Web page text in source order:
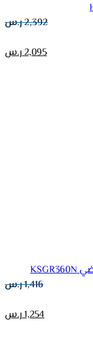
2,392ر.س
2,095ر.س
1,416ر.س
1,254ر.س